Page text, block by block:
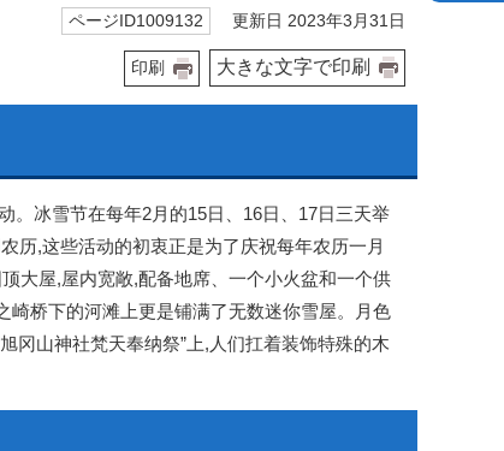
ページID1009132 更新日 2023年3月31日
印刷 大きな文字で印刷
。冰雪节在每年2月的15日、16日、17日三天举
历,这些活动的初衷正是为了庆祝每年农历一月
大屋,屋内宽敞,配备地席、一个小火盆和一个供
桥下的河滩上更是铺满了无数迷你雪屋。月色
冈山神社梵天奉纳祭”上,人们扛着装饰特殊的木